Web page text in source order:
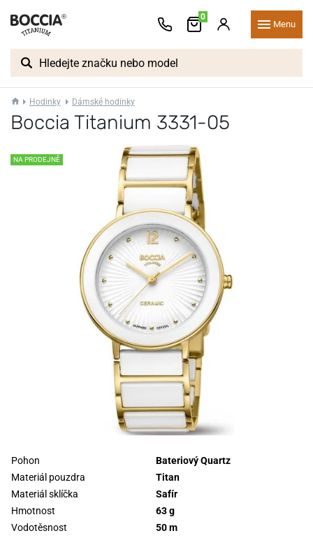
0
Menu
Hodinky Dámské hodinky
Boccia Titanium 3331-05
NA PRODEJNĚ
Pohon
Bateriový Quartz
Materiál pouzdra
Titan
Materiál sklíčka
Safír
Hmotnost
63 g
Vodotěsnost
50 m